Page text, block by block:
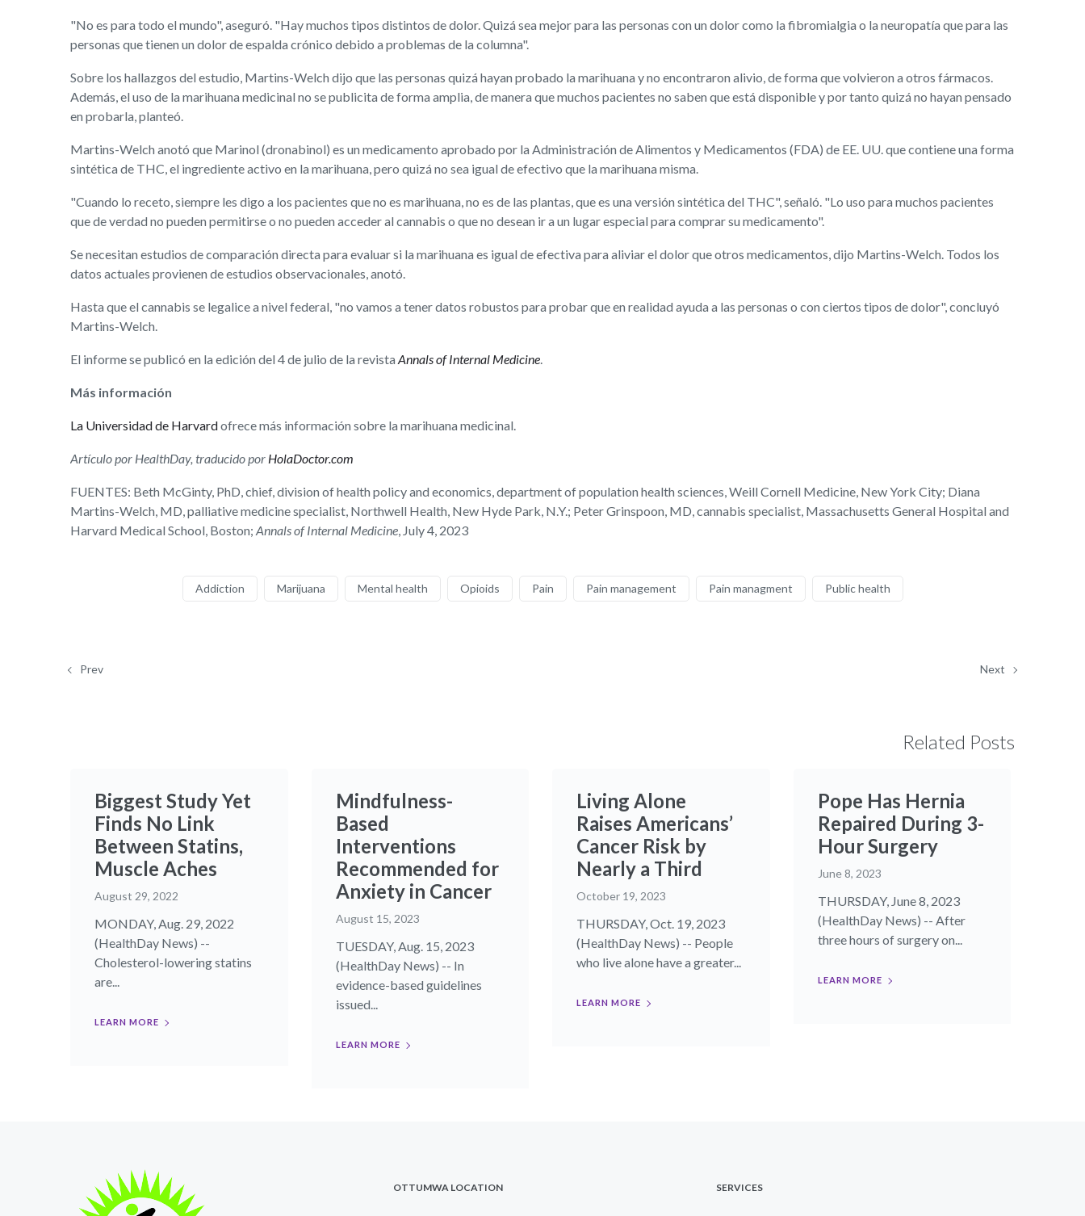
"No es para todo el mundo", aseguró. "Hay muchos tipos distintos de dolor. Quizá sea mejor para las personas con un dolor como la fibromialgia o la neuropatía que para las
personas que tienen un dolor de espalda crónico debido a problemas de la columna".
Sobre los hallazgos del estudio, Martins-Welch dijo que las personas quizá hayan probado la marihuana y no encontraron alivio, de forma que volvieron a otros fármacos.
Además, el uso de la marihuana medicinal no se publicita de forma amplia, de manera que muchos pacientes no saben que está disponible y por tanto quizá no hayan pensado
en probarla, planteó.
Martins-Welch anotó que Marinol (dronabinol) es un medicamento aprobado por la Administración de Alimentos y Medicamentos (FDA) de EE. UU. que contiene una forma
sintética de THC, el ingrediente activo en la marihuana, pero quizá no sea igual de efectivo que la marihuana misma.
"Cuando lo receto, siempre les digo a los pacientes que no es marihuana, no es de las plantas, que es una versión sintética del THC", señaló. "Lo uso para muchos pacientes
que de verdad no pueden permitirse o no pueden acceder al cannabis o que no desean ir a un lugar especial para comprar su medicamento".
Se necesitan estudios de comparación directa para evaluar si la marihuana es igual de efectiva para aliviar el dolor que otros medicamentos, dijo Martins-Welch. Todos los
datos actuales provienen de estudios observacionales, anotó.
Hasta que el cannabis se legalice a nivel federal, "no vamos a tener datos robustos para probar que en realidad ayuda a las personas o con ciertos tipos de dolor", concluyó
Martins-Welch.
El informe se publicó en la edición del 4 de julio de la revista Annals of Internal Medicine.
Más información
La Universidad de Harvardofrece más información sobre la marihuana medicinal.
Artículo por HealthDay, traducido por HolaDoctor.com
FUENTES: Beth McGinty, PhD, chief, division of health policy and economics, department of population health sciences, Weill Cornell Medicine, New York City; Diana
Martins-Welch, MD, palliative medicine specialist, Northwell Health, New Hyde Park, N.Y.; Peter Grinspoon, MD, cannabis specialist, Massachusetts General Hospital and
Harvard Medical School, Boston; Annals of Internal Medicine, July 4, 2023
Addiction Marijuana Mental health Opioids Pain Pain management Pain managment Public health
Prev Next
Related Posts
Biggest Study Yet
Finds No Link
Between Statins,
Muscle Aches
August 29, 2022
MONDAY, Aug. 29, 2022
(HealthDay News) --
Cholesterol-lowering statins
are...
LEARN MORE
Mindfulness-
Based
Interventions
Recommended for
Anxiety in Cancer
August 15, 2023
TUESDAY, Aug. 15, 2023
(HealthDay News) -- In
evidence-based guidelines
issued...
LEARN MORE
Living Alone
Raises Americans’
Cancer Risk by
Nearly a Third
October 19, 2023
THURSDAY, Oct. 19, 2023
(HealthDay News) -- People
who live alone have a greater...
LEARN MORE
Pope Has Hernia
Repaired During 3-
Hour Surgery
June 8, 2023
THURSDAY, June 8, 2023
(HealthDay News) -- After
three hours of surgery on...
LEARN MORE
OTTUMWA LOCATION SERVICES